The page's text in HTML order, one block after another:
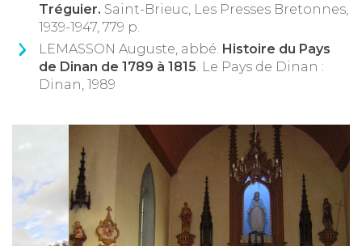
Tréguier. Saint-Brieuc, Les Presses Bretonnes,
1939-1947, 779 p.
LEMASSON Auguste, abbé. Histoire du Pays
de Dinan de 1789 à 1815. Le Pays de Dinan :
Dinan, 1989